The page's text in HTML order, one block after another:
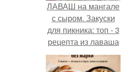
ЛАВАШ на мангале
с сыром. Закуски
для пикника: топ - 3
рецепта из лаваша
на мангале на
любой вкус.